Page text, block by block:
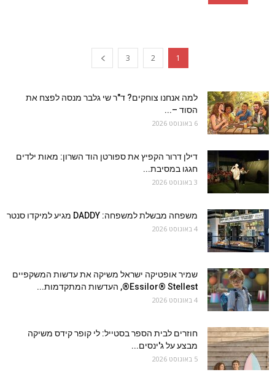
1
2
3
למה אנחנו צוחקים? ד"ר שי גלבר מנסה לפצח את
הסוד –...
6 באוגוסט 2026
דילן דרור הקפיץ את ספורטן הוד השרון: מאות ילדים
חגגו במסיבת...
3 באוגוסט 2026
משפחה מבשלת למשפחה: DADDY מגיע למיקדו סנטר
4 באוגוסט 2026
שמיר אופטיקה ישראל משיקה את עדשות המשקפיים
Essilor® Stellest®, העדשות המתקדמות...
4 באוגוסט 2026
חוזרים לבית הספר בסטייל: לי קופר קידס משיקה
מבצע על ג'ינסים...
5 באוגוסט 2026